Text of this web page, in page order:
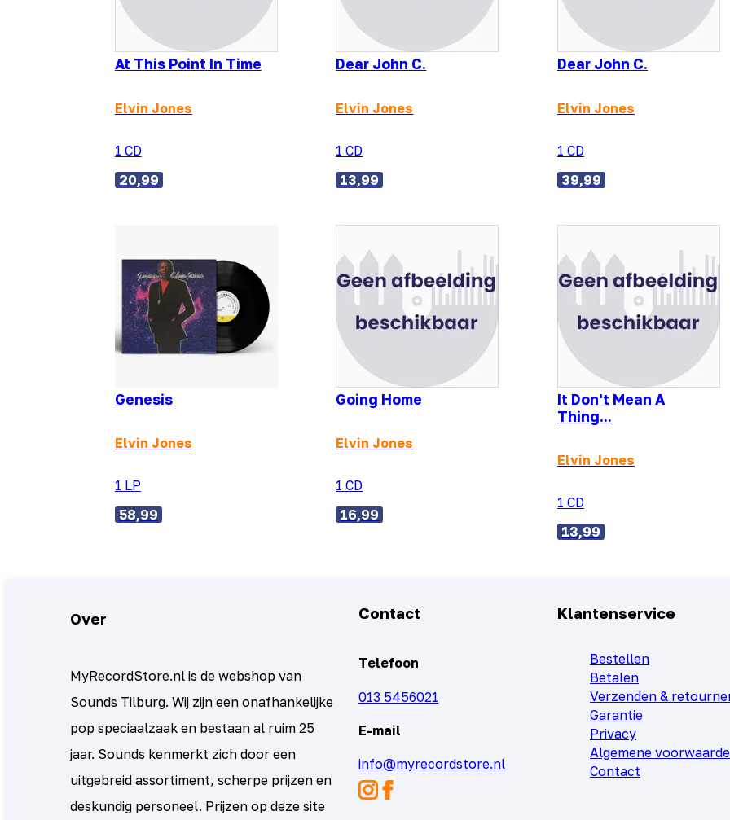
At This Point In Time
Elvin Jones
1 CD
20,99
Dear John C.
Elvin Jones
1 CD
13,99
Dear John C.
Elvin Jones
1 CD
39,99
Genesis
Elvin Jones
1 LP
58,99
Going Home
Elvin Jones
1 CD
16,99
It Don't Mean A
Thing...
Elvin Jones
1 CD
13,99
Over
MyRecordStore.nl is de webshop van
Sounds Tilburg. Wij zijn een onafhankelijke
pop speciaalzaak en bestaan al ruim 25
jaar. Sounds kenmerkt zich door een
uitgebreid assortiment, scherpe prijzen en
deskundig personeel. Prijzen op deze site
Contact
Telefoon
013 5456021
E-mail
info@myrecordstore.nl
Klantenservice
Bestellen
Betalen
Verzenden &
Garantie
Privacy
Algemene
Contact